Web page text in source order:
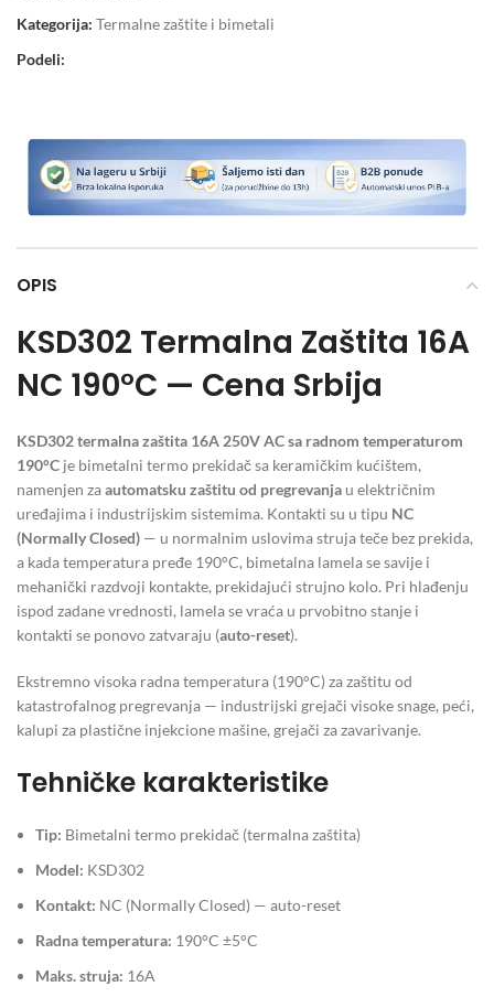
Kategorija: Termalne zaštite i bimetali
Podeli:
OPIS
KSD302 Termalna Zaštita 16A
NC 190°C — Cena Srbija
KSD302 termalna zaštita 16A 250V AC sa radnom temperaturom
190°C je bimetalni termo prekidač sa keramičkim kućištem,
namenjen zaautomatsku zaštitu od pregrevanja u električnim
uređajima i industrijskim sistemima. Kontakti su u tipu NC
(Normally Closed) — u normalnim uslovima struja teče bez prekida,
a kada temperatura pređe 190°C, bimetalna lamela se savije i
mehanički razdvoji kontakte, prekidajući strujno kolo. Pri hlađenju
ispod zadane vrednosti, lamela se vraća u prvobitno stanje i
kontakti se ponovo zatvaraju (auto-reset).
Ekstremno visoka radna temperatura (190°C) za zaštitu od
katastrofalnog pregrevanja — industrijski grejači visoke snage, peći,
kalupi za plastične injekcione mašine, grejači za zavarivanje.
Tehničke karakteristike
Tip: Bimetalni termo prekidač (termalna zaštita)
Model: KSD302
Kontakt: NC (Normally Closed) — auto-reset
Radna temperatura: 190°C ±5°C
Maks. struja: 16A